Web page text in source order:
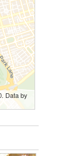
Data by